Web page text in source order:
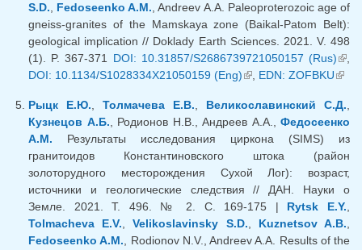
S.D.
Fedoseenko A.M. , Andreev A.A. Paleoproterozoic age of
gneiss-granites of the Mamskaya zone (Baikal-Patom Belt):
geological implication // Doklady Earth Sciences. 2021. V. 498
(1). P. 367-371 DOI: 10.31857/S2686739721050157 (Rus)
DOI: 10.1134/S1028334X21050159 (Eng)(внешняя ссылка)
EDN: ZOFBKU
Рыцк Е.Ю.
Толмачева Е.В. Великославинский С.Д.
Кузнецов А.Б. , Родионов Н.В., Андреев А.А., Федосеенко
А.М. Результаты исследования циркона (SIMS) из
гранитоидов Константиновского штока (район
золоторудного месторождения Сухой Лог): возраст,
источники и геологические следствия // ДАН. Науки о
Земле. 2021. Т. 496. № 2. С. 169-175 | Rytsk E.Y.
Tolmacheva E.V. ,Velikoslavinsky S.D. Kuznetsov A.B.
Fedoseenko A.M. , Rodionov N.V., Andreev A.A. Results of the